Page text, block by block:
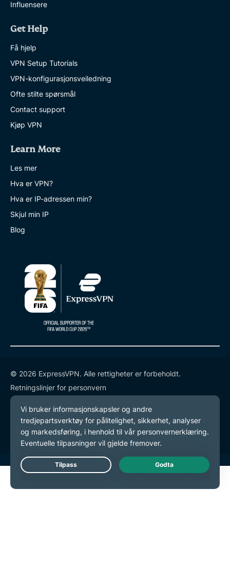
Influensere
Get Help
Få hjelp
VPN Setup Tutorials
VPN-konfigurasjonsveiledning
Ofte stilte spørsmål
Contact support
Kjøp VPN
Learn More
Les mer
Hva er VPN?
Hva er IP-adressen min?
Skjul min IP
Blog
© 2026 ExpressVPN. Alle rettigheter er forbeholdt.
Retningslinjer for personvern
Tjenestevilkår
endre preferansene dine
Live Chat